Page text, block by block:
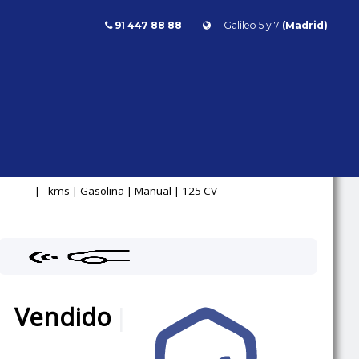
91 447 88 88 Galileo 5 y 7 (Madrid)
- | - kms | Gasolina | Manual | 125 CV
Vendido